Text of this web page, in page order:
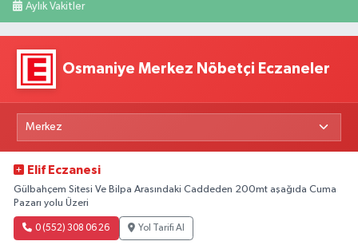
Aylık Vakitler
Osmaniye Merkez Nöbetçi Eczaneler
Elif Eczanesi
Gülbahçem Sitesi Ve Bilpa Arasındaki Caddeden 200mt aşağıda Cuma
Pazarı yolu Üzeri
0 (552) 308 06 26 Yol Tarifi Al